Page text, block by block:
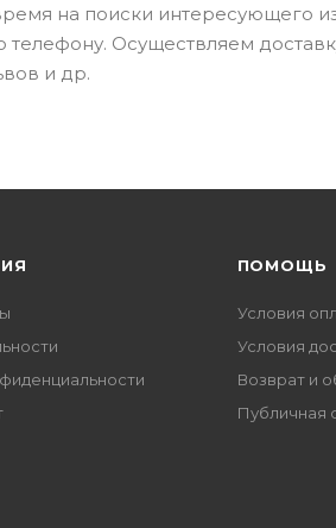
на поиски интересующего
телефону. Осуществляем
и др.
ПОМОЩЬ
Условия
Условия
Возврат и
Публичная